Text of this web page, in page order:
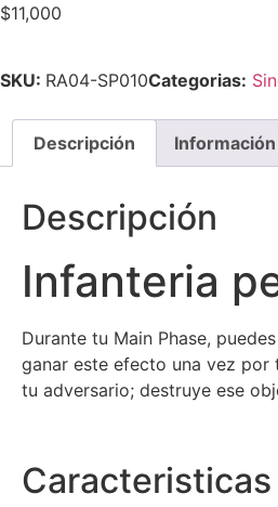
$11,000
SKU: RA04-SP010Categorias:
Descripción
Descripción
Infanteria
Durante tu Main Phase,
ganar este efecto una vez por
tu adversario; destruye ese